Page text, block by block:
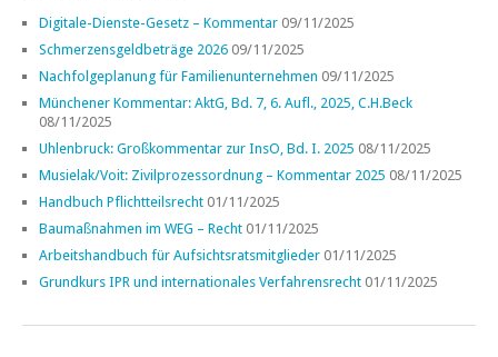
Digitale-Dienste-Gesetz – Kommentar 09/11/2025
Schmerzensgeldbeträge 2026 09/11/2025
Nachfolgeplanung für Familienunternehmen 09/11/2025
Münchener Kommentar: AktG, Bd. 7, 6. Aufl., 2025, C.H.Beck
08/11/2025
Uhlenbruck: Großkommentar zur InsO, Bd. I. 2025 08/11/2025
Musielak/Voit: Zivilprozessordnung – Kommentar 2025 08/11/2025
Handbuch Pflichtteilsrecht 01/11/2025
Baumaßnahmen im WEG – Recht 01/11/2025
Arbeitshandbuch für Aufsichtsratsmitglieder 01/11/2025
Grundkurs IPR und internationales Verfahrensrecht 01/11/2025